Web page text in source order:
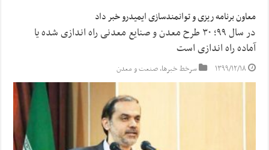
معاون برنامه ریزی و توانمندسازی ایمیدرو خبر داد
در سال ۹۹؛ ۳۰ طرح معدن و صنایع معدنی راه اندازی شده یا
آماده راه اندازی است
۱۳۹۹/۱۲/۱۸ سرخط خبرها,صنعت و معدن